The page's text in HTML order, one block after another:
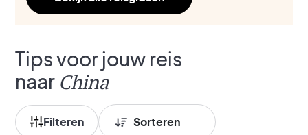
Tips voor jouw reis
naar China
Filteren